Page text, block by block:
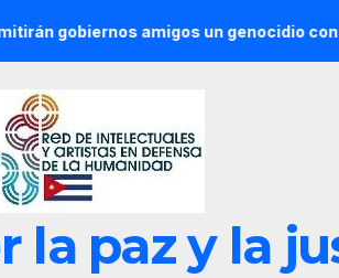
amigos un genocidio contra Cuba? Por
la paz y la